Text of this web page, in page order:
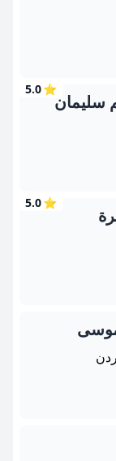
⭐
5.0
سليمان
⭐
5.0